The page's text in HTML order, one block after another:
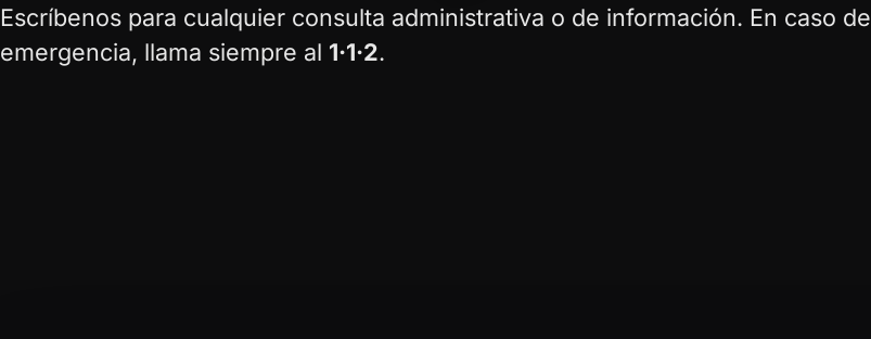
Escríbenos para cualquier consulta administrativa o de información. En caso de
emergencia, llama siempre al 1·1·2.